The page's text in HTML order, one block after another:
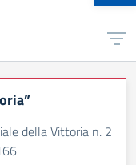
della Vittoria n. 2